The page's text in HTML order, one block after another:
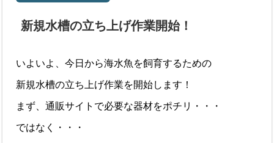
新規水槽の立ち上げ作業開始！
いよいよ、今日から海水魚を飼育するための
新規水槽の立ち上げ作業を開始します！
まず、通販サイトで必要な器材をポチリ・・・
ではなく・・・